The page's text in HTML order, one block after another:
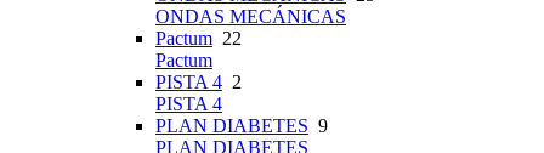
ONDAS MECÁNICAS
Pactum 22
Pactum
PISTA 4 2
PISTA 4
PLAN DIABETES 9
PLAN DIABETES